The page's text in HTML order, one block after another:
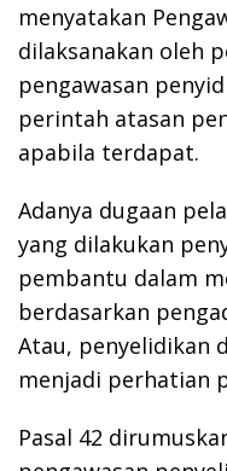
menyatakan
dilaksanakan oleh
pengawasan
perintah atasan
apabila terdapat.
Adanya dugaan
yang dilakukan
pembantu dalam
berdasarkan
Atau, penyelidikan
menjadi perhatian
Pasal 42